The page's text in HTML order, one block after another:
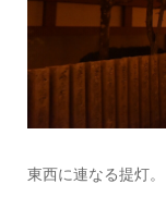
東西に連なる提灯。